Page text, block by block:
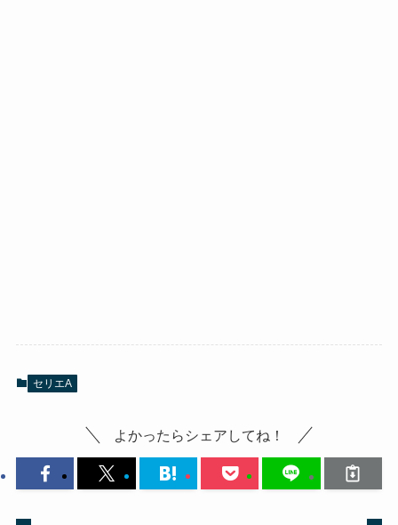
セリエA
よかったらシェアしてね！